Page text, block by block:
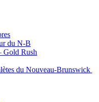
du N-B
Gold Rush
du Nouveau-Brunswick